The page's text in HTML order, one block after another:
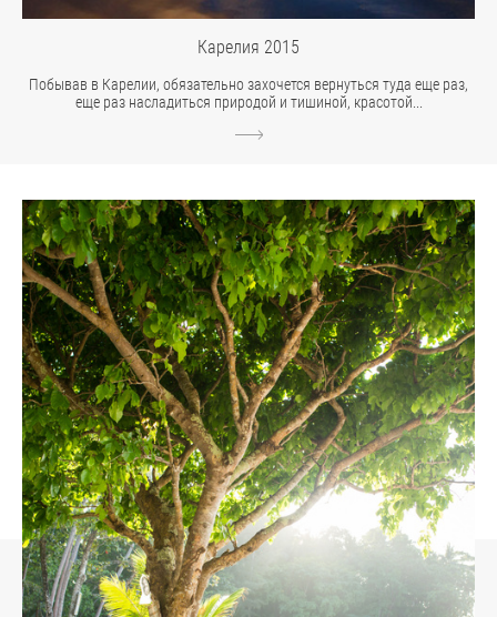
Карелия 2015
Побывав в Карелии, обязательно захочется вернуться туда еще раз,
еще раз насладиться природой и тишиной, красотой...